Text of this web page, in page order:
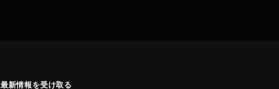
最新情報を受け取る